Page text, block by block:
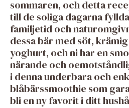
sommaren, och detta
till de soliga dagarna
familjetid och
dessa bär med söt,
yoghurt, och ni har en
närande och
i denna underbara och
blåbärssmoothie som
bli en ny favorit i ditt